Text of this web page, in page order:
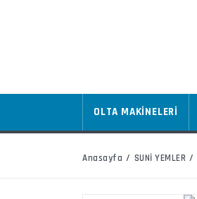
OLTA MAKİNELERİ
Anasayfa SUNİ YEMLER